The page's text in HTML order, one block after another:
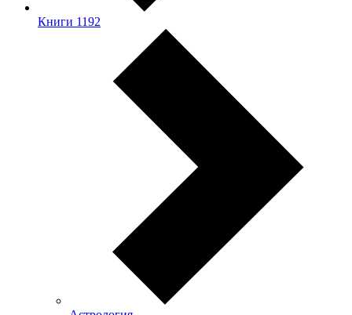
Книги 1192